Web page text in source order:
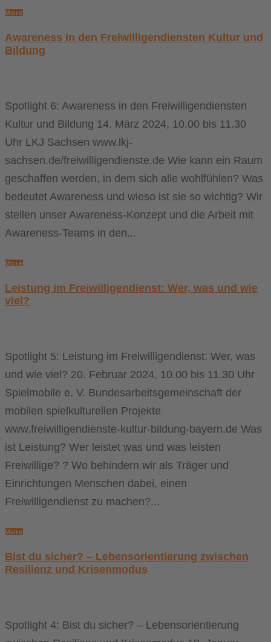
More
Awareness in den Freiwilligendiensten Kultur und
Bildung
Spotlight 6: Awareness in den Freiwilligendiensten
Kultur und Bildung 14. März 2024, 10.00 bis 11.30
Uhr LKJ Sachsen www.lkj-
sachsen.de/freiwilligendienste.de Wie kann ein Raum
geschaffen werden, in dem sich alle wohlfühlen? Was
bedeutet Awareness und wieso ist sie so wichtig? Wir
stellen unser Awareness-Konzept und die Arbeit mit
Awareness-Teams in den...
More
Leistung im Freiwilligendienst: Wer, was und wie
viel?
Spotlight 5: Leistung im Freiwilligendienst: Wer, was
und wie viel? 20. Februar 2024, 10.00 bis 11.30 Uhr
Spielmobile e. V. Bundesarbeitsgemeinschaft der
mobilen spielkulturellen Projekte
www.freiwilligendienste-kultur-bildung-bayern.de Was
ist Leistung? Wer leistet was und was leisten
Freiwillige? ? Wo behindern wir als Träger und
Einrichtungen Menschen dabei, einen
Freiwilligendienst zu machen?...
More
Bist du sicher? – Lebensorientierung zwischen
Resilienz und Krisenmodus
Spotlight 4: Bist du sicher? – Lebensorientierung